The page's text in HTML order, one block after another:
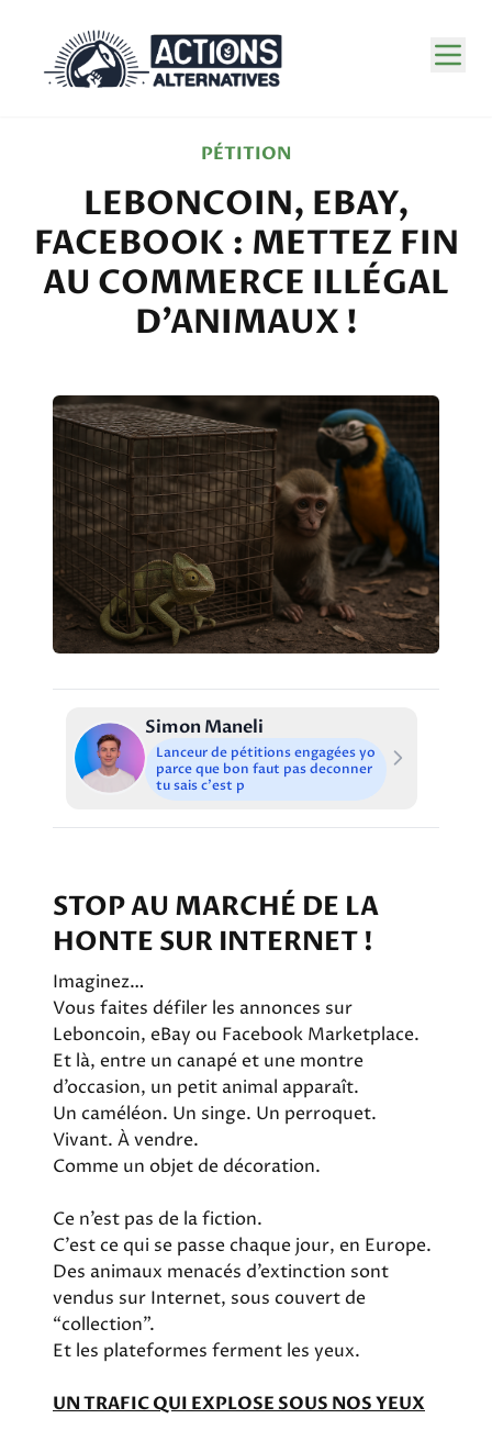
PÉTITION
LEBONCOIN, EBAY,
FACEBOOK : METTEZ FIN
AU COMMERCE ILLÉGAL
D’ANIMAUX !
Simon Maneli
Lanceur de pétitions engagées yo
parce que bon faut pas deconner
tu sais c'est p
STOP AU MARCHÉ DE LA
HONTE SUR INTERNET !
Imaginez…
Vous faites défiler les annonces sur
Leboncoin, eBay ou Facebook Marketplace.
Et là, entre un canapé et une montre
d’occasion, un petit animal apparaît.
Un caméléon. Un singe. Un perroquet.
Vivant. À vendre.
Comme un objet de décoration.
Ce n’est pas de la fiction.
C’est ce qui se passe chaque jour, en Europe.
Des animaux menacés d’extinction sont
vendus sur Internet, sous couvert de
“collection”.
Et les plateformes ferment les yeux.
UN TRAFIC QUI EXPLOSE SOUS NOS YEUX